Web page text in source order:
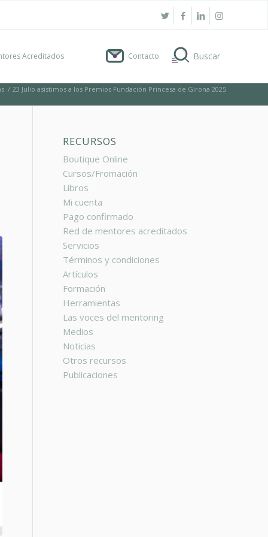
Acreditados Contacto
/ 23 Julio asistimos a los Premios Fundación Princesa de Girona 2025
RECURSOS
Boutique Online
Cursos/Fromación
Libros
Mi cuenta
Pago confirmado
Red de mentores acreditados
Servicios
Términos y condiciones
Artículos
Formación
Herramientas
Las voces del mentoring
Medios
Noticias
Otros recursos
Publicaciones